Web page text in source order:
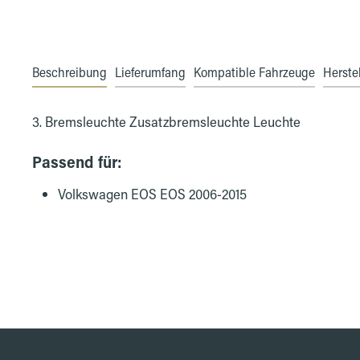
Beschreibung Lieferumfang Kompatible Fahrzeuge
3. Bremsleuchte Zusatzbremsleuchte Leuchte
Passend für:
Volkswagen EOS EOS 2006-2015